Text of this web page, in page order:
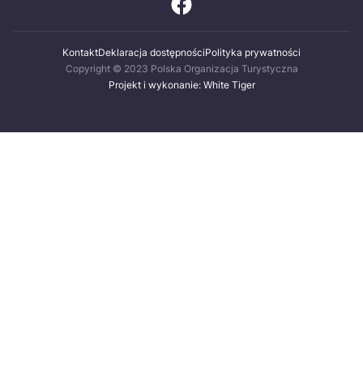
KontaktDeklaracja dostępnościPolityka prywatności
Copyright © 2023 Polska Organizacja Turystyczna
Projekt i wykonanie: White Tiger